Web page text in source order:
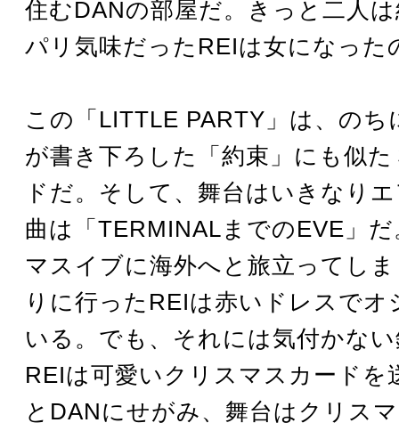
住むDANの部屋だ。きっと二人
パリ気味だったREIは女になっ
この「LITTLE PARTY」は、のち
が書き下ろした「約束」にも似
ドだ。そして、舞台はいきなり
曲は「TERMINALまでのEVE」
マスイブに海外へと旅立ってし
りに行ったREIは赤いドレスでオ
いる。でも、それには気付かな
REIは可愛いクリスマスカードを
とDANにせがみ、舞台はクリス